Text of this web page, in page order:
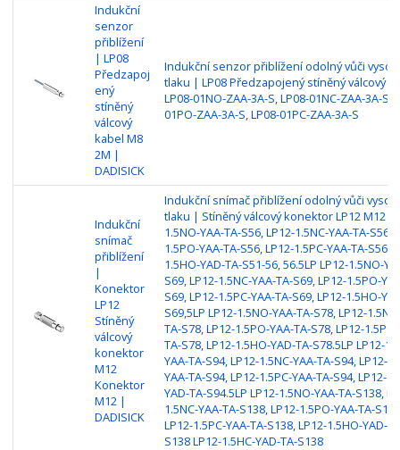
Indukční
senzor
přiblížení
| LP08
Předzapoj
ený
stíněný
válcový
kabel M8
2M |
DADISICK
Indukční senzor přiblížení odolný vůči
tlaku | LP08 Předzapojený stíněný válcový
LP08-01NO-ZAA-3A-S, LP08-01NC-ZAA-3A-S,
01PO-ZAA-3A-S, LP08-01PC-ZAA-3A-S
Indukční
snímač
přiblížení
|
Konektor
LP12
Stíněný
válcový
konektor
M12
Konektor
M12 |
DADISICK
Indukční snímač přiblížení odolný vůči
tlaku | Stíněný válcový konektor LP12 M12 |
1.5NO-YAA-TA-S56, LP12-1.5NC-YAA-TA-S56,
1.5PO-YAA-TA-S56, LP12-1.5PC-YAA-TA-S56,
1.5HO-YAD-TA-S51-56, 56.5LP LP12-1.5NO-
S69, LP12-1.5NC-YAA-TA-S69, LP12-1.5PO-
S69, LP12-1.5PC-YAA-TA-S69, LP12-1.5HO-
S69,5LP LP12-1.5NO-YAA-TA-S78, LP12-
TA-S78, LP12-1.5PO-YAA-TA-S78, LP12-1.5PC-
TA-S78, LP12-1.5HO-YAD-TA-S78.5LP LP12-
YAA-TA-S94, LP12-1.5NC-YAA-TA-S94, LP12-
YAA-TA-S94, LP12-1.5PC-YAA-TA-S94, LP12-
YAD-TA-S94.5LP LP12-1.5NO-YAA-TA-S138,
1.5NC-YAA-TA-S138, LP12-1.5PO-YAA-TA-
LP12-1.5PC-YAA-TA-S138, LP12-1.5HO-YAD-
S138 LP12-1.5HC-YAD-TA-S138